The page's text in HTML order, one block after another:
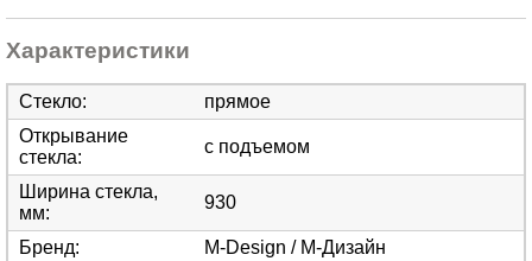
Характеристики
Стекло:
прямое
Открывание
стекла:
с подъемом
Ширина стекла,
мм:
930
Бренд:
M-Design / М-Дизайн